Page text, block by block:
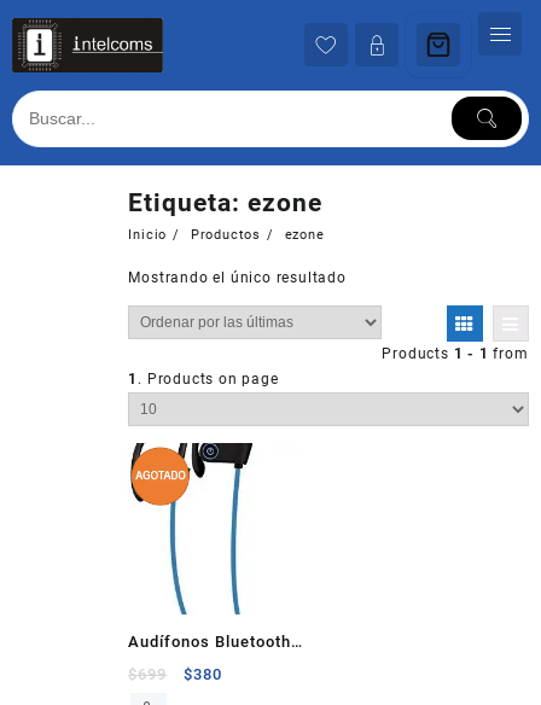
contenido
Etiqueta:ezone
Inicio Productos ezone
Mostrando el único resultado
Products 1 - 1 from
1 . Products on page
Audífonos Bluetooth
IPX7 Resistente al
$699 $380